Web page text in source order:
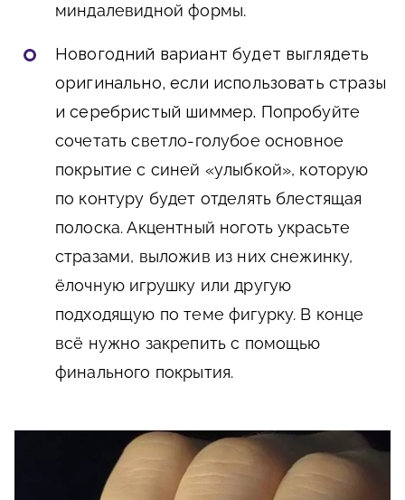
миндалевидной формы.
Новогодний вариант будет выглядеть
оригинально, если использовать стразы
и серебристый шиммер. Попробуйте
сочетать светло-голубое основное
покрытие с синей «улыбкой», которую
по контуру будет отделять блестящая
полоска. Акцентный ноготь украсьте
стразами, выложив из них снежинку,
ёлочную игрушку или другую
подходящую по теме фигурку. В конце
всё нужно закрепить с помощью
финального покрытия.